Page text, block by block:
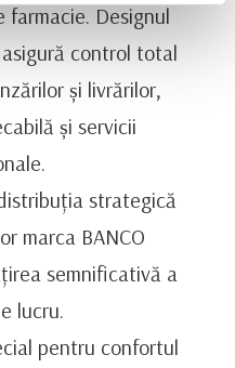
Designul
control total
și livrărilor,
și servicii
strategică
marca BANCO
semnificativă a
lucru.
pentru confortul